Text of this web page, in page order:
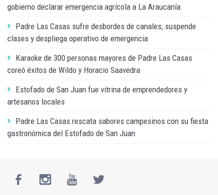
gobierno declarar emergencia agrícola a La Araucanía
Padre Las Casas sufre desbordes de canales, suspende
clases y despliega operativo de emergencia
Karaoke de 300 personas mayores de Padre Las Casas
coreó éxitos de Wildo y Horacio Saavedra
Estofado de San Juan fue vitrina de emprendedores y
artesanos locales
Padre Las Casas rescata sabores campesinos con su fiesta
gastronómica del Estofado de San Juan